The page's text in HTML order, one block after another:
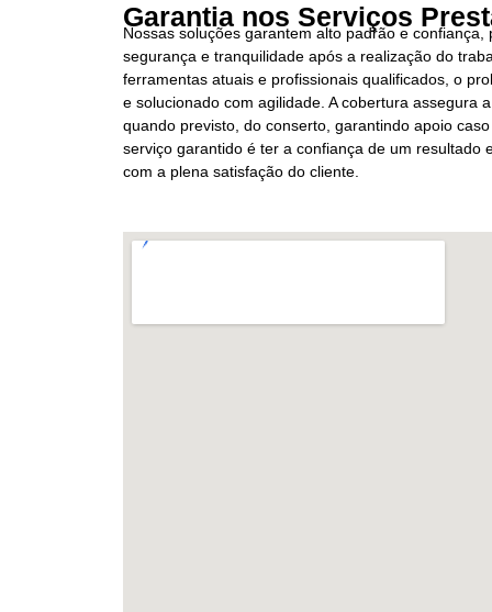
Garantia nos Serviços
Nossas soluções garantem alto padrão e
segurança e tranquilidade após a realização do
ferramentas atuais e profissionais qualificados, o
e solucionado com agilidade. A cobertura assegura
quando previsto, do conserto, garantindo apoio
serviço garantido é ter a confiança de um resultado
com a plena satisfação do cliente.